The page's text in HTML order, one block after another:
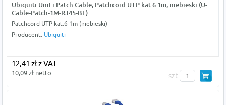
Ubiquiti UniFi Patch Cable, Patchcord UTP kat.6 1m, niebieski (U-
Cable-Patch-1M-RJ45-BL)
Patchcord UTP kat.6 1m (niebieski)
Producent: Ubiquiti
12,41 zł z VAT
10,09 zł netto szt